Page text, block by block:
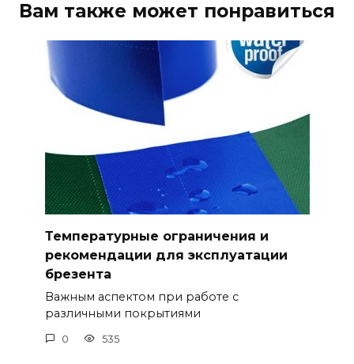
Вам также может понравиться
Температурные ограничения и
рекомендации для эксплуатации
брезента
Важным аспектом при работе с
различными покрытиями
0 535